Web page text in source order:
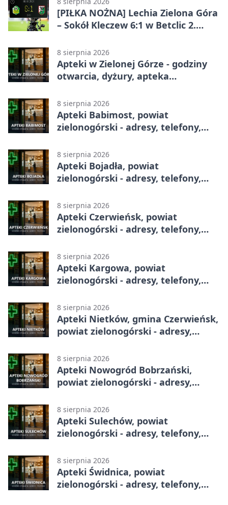
[PIŁKA NOŻNA] Lechia Zielona Góra
– Sokół Kleczew 6:1 w Betclic 2.
urządzili sobie festiwal strzelecki
8 sierpnia 2026
Apteki w Zielonej Górze - godziny
otwarcia, dyżury, apteka
8 sierpnia 2026
Apteki Babimost, powiat
zielonogórski - adresy, telefony,
8 sierpnia 2026
Apteki Bojadła, powiat
zielonogórski - adresy, telefony,
8 sierpnia 2026
Apteki Czerwieńsk, powiat
zielonogórski - adresy, telefony,
8 sierpnia 2026
Apteki Kargowa, powiat
zielonogórski - adresy, telefony,
8 sierpnia 2026
Apteki Nietków, gmina Czerwieńsk,
powiat zielonogórski - adresy,
8 sierpnia 2026
Apteki Nowogród Bobrzański,
powiat zielonogórski - adresy,
8 sierpnia 2026
Apteki Sulechów, powiat
zielonogórski - adresy, telefony,
8 sierpnia 2026
Apteki Świdnica, powiat
zielonogórski - adresy, telefony,